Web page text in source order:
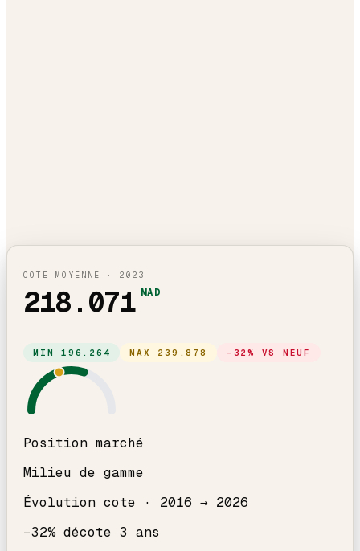
COTE MOYENNE · 2023
218.071 MAD
MIN196.264 MAX 239.878 − 32% VS NEUF
Position marché
Milieu de gamme
Évolution cote · 2016 → 2026
−32% décote 3 ans